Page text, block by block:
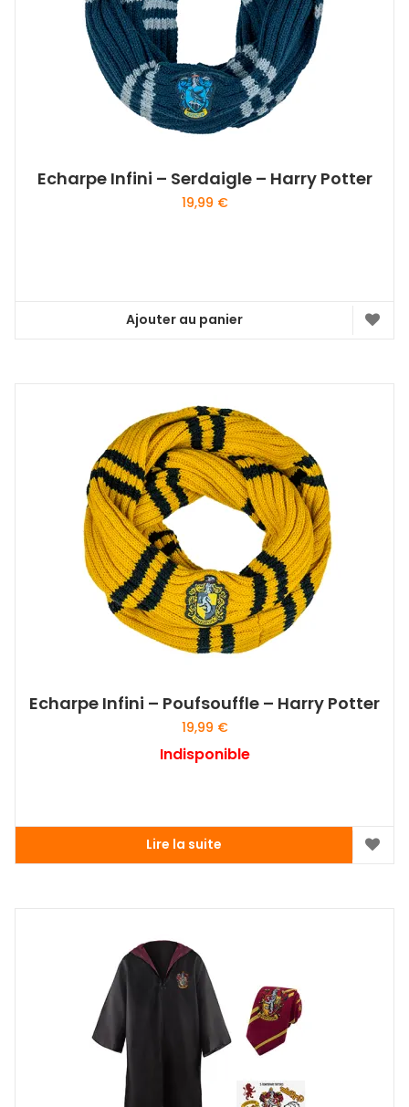
Echarpe Infini – Serdaigle – Harry Potter
19,99 €
Ajouter au panier
Echarpe Infini – Poufsouffle – Harry Potter
19,99 €
Indisponible
Lire la suite